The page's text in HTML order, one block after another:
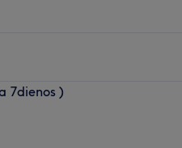
7dienos )